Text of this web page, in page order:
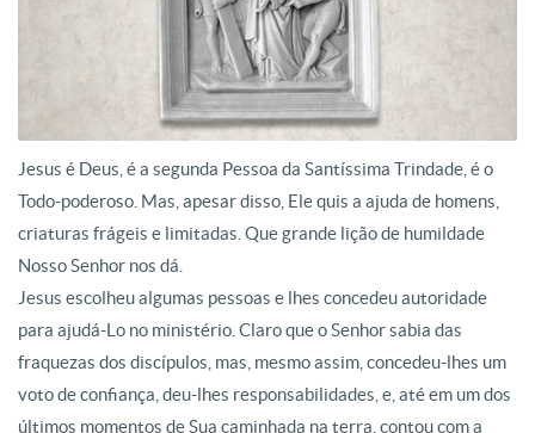
Jesus é Deus, é a segunda Pessoa da Santíssima Trindade, é o
Todo-poderoso. Mas, apesar disso, Ele quis a ajuda de homens,
criaturas frágeis e limitadas. Que grande lição de humildade
Nosso Senhor nos dá.
Jesus escolheu algumas pessoas e lhes concedeu autoridade
para ajudá-Lo no ministério. Claro que o Senhor sabia das
fraquezas dos discípulos, mas, mesmo assim, concedeu-lhes um
voto de confiança, deu-lhes responsabilidades, e, até em um dos
últimos momentos de Sua caminhada na terra, contou com a